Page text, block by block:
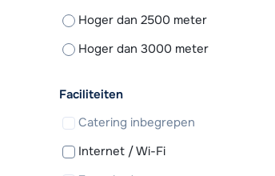
Hoger dan 2500 meter
Hoger dan 3000 meter
Faciliteiten
Catering inbegrepen
Internet / Wi-Fi